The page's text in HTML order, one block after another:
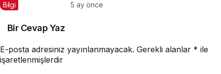
Bilgi 5 ay önce
Bir Cevap Yaz
E-posta adresiniz yayınlanmayacak. Gerekli alanlar * ile
işaretlenmişlerdir